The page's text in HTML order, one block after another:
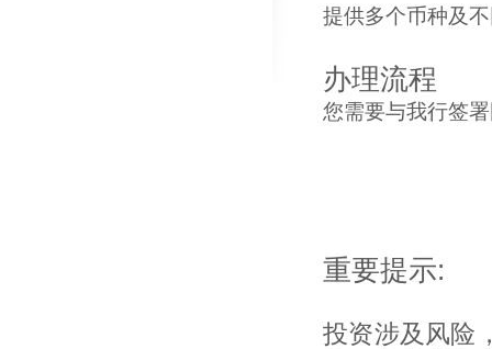
提供多个币种及
办理流程
您需要与我行签
重要提示:
投资涉及风险